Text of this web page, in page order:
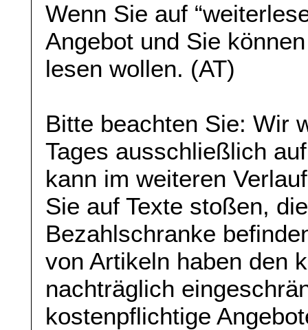
Wenn Sie auf
Angebot und Sie
lesen wollen. (AT)
Bitte beachten Sie: Wir
Tages ausschließlich
kann im weiteren
Sie auf Texte stoßen,
Bezahlschranke
von Artikeln haben den
nachträglich
kostenpflichtige